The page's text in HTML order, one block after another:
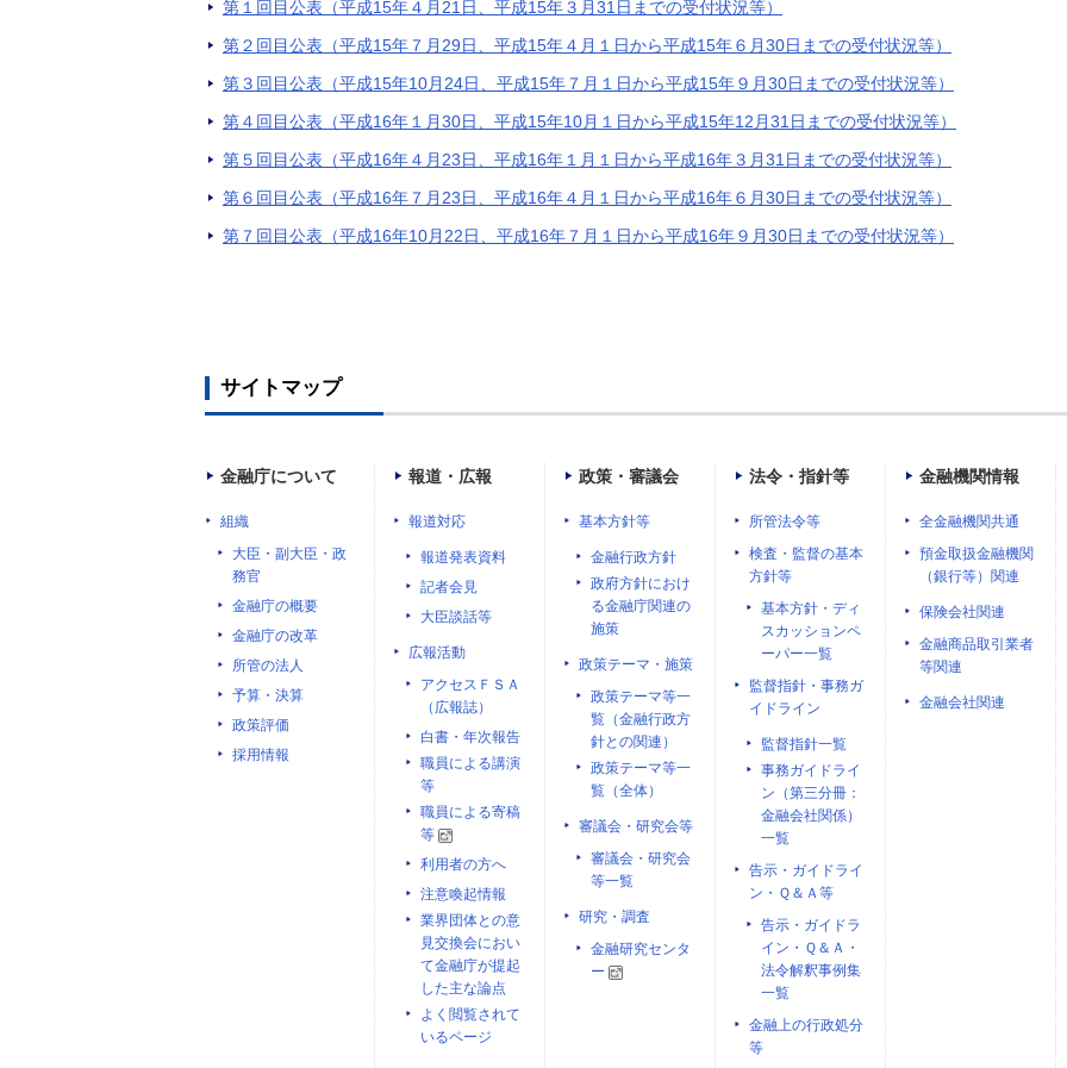
第１回目公表（平成15年４月21日、平成15年３月31日までの受付状況等）
第２回目公表（平成15年７月29日、平成15年４月１日から平成15年６月30日までの受付状況等）
第３回目公表（平成15年10月24日、平成15年７月１日から平成15年９月30日までの受付状況等）
第４回目公表（平成16年１月30日、平成15年10月１日から平成15年12月31日までの受付状況等）
第５回目公表（平成16年４月23日、平成16年１月１日から平成16年３月31日までの受付状況等）
第６回目公表（平成16年７月23日、平成16年４月１日から平成16年６月30日までの受付状況等）
第７回目公表（平成16年10月22日、平成16年７月１日から平成16年９月30日までの受付状況等）
サイトマップ
金融庁について
組織
大臣・副大臣・政
務官
金融庁の概要
金融庁の改革
所管の法人
予算・決算
政策評価
採用情報
報道・広報
報道対応
報道発表資料
記者会見
大臣談話等
広報活動
アクセスＦＳＡ
（広報誌）
白書・年次報告
職員による講演
等
職員による寄稿
等
利用者の方へ
注意喚起情報
業界団体との意
見交換会におい
て金融庁が提起
した主な論点
よく閲覧されて
いるページ
政策・審議会
基本方針等
金融行政方針
政府方針におけ
る金融庁関連の
施策
政策テーマ・施策
政策テーマ等一
覧（金融行政方
針との関連）
政策テーマ等一
覧（全体）
審議会・研究会等
審議会・研究会
等一覧
研究・調査
金融研究センタ
ー
法令・指針等
所管法令等
検査・監督の基本
方針等
基本方針・ディ
スカッションペ
ーパー一覧
監督指針・事務ガ
イドライン
監督指針一覧
事務ガイドライ
ン（第三分冊：
金融会社関係）
一覧
告示・ガイドライ
ン・Ｑ＆Ａ等
告示・ガイドラ
イン・Ｑ＆Ａ・
法令解釈事例集
一覧
金融上の行政処分
等
金融機関情報
全金融機関共通
預金取扱金融機関
（銀行等）関連
保険会社関連
金融商品取引業者
等関連
金融会社関連